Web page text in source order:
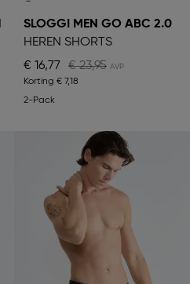
SLOGGI MEN GO ABC 2.0
HEREN SHORTS
€ 16,77
€ 23,95
Korting € 7,18
2-Pack